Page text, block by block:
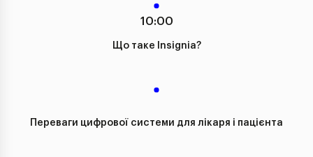
10:00
Що таке Insignia?
Переваги цифрової системи для лікаря і пацієнта